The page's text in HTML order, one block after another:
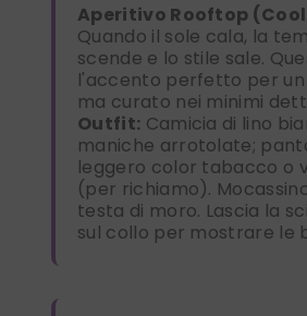
Aperitivo Rooftop
Quando il sole cala, la
scende e lo stile sale.
l'accento perfetto per un
ma curato nei minimi
Outfit: Camicia di lino
maniche arrotolate;
leggero color tabacco o
(per richiamo).
testa di moro. Lascia la
sul collo per mostrare le